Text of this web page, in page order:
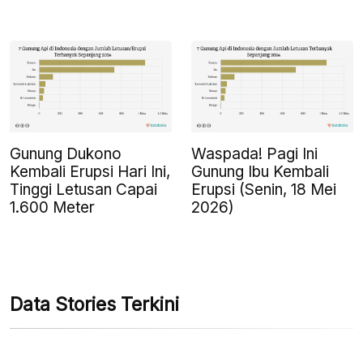
Gunung Dukono
Kembali Erupsi Hari Ini,
Tinggi Letusan Capai
1.600 Meter
Waspada! Pagi Ini
Gunung Ibu Kembali
Erupsi (Senin, 18 Mei
2026)
Data Stories Terkini